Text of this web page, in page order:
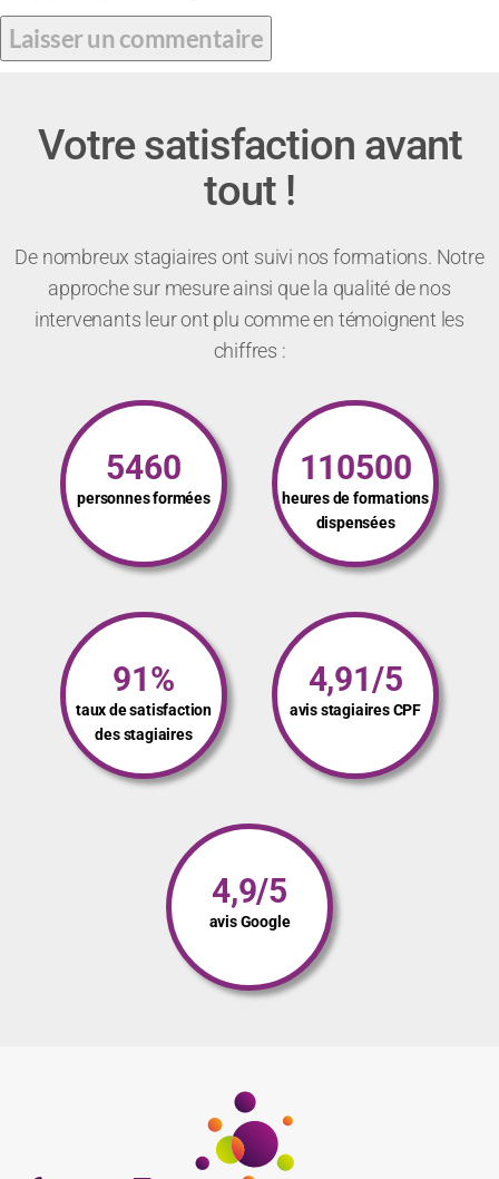
Votre satisfaction avant
tout !
De nombreux stagiaires ont suivi nos formations. Notre
approche sur mesure ainsi que la qualité de nos
intervenants leur ont plu comme en témoignent les
chiffres :
5460
personnes formées
110500
heures de formations
dispensées
91%
taux de satisfaction
des stagiaires
4,91/5
avis stagiaires CPF
4,9/5
avis Google